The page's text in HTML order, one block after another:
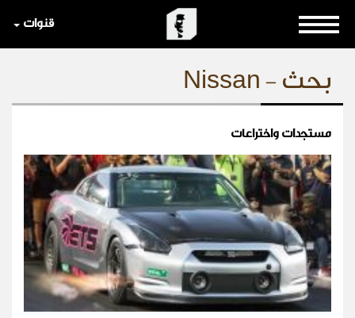
قنوات
بحث - Nissan
مستجدات واختراعات